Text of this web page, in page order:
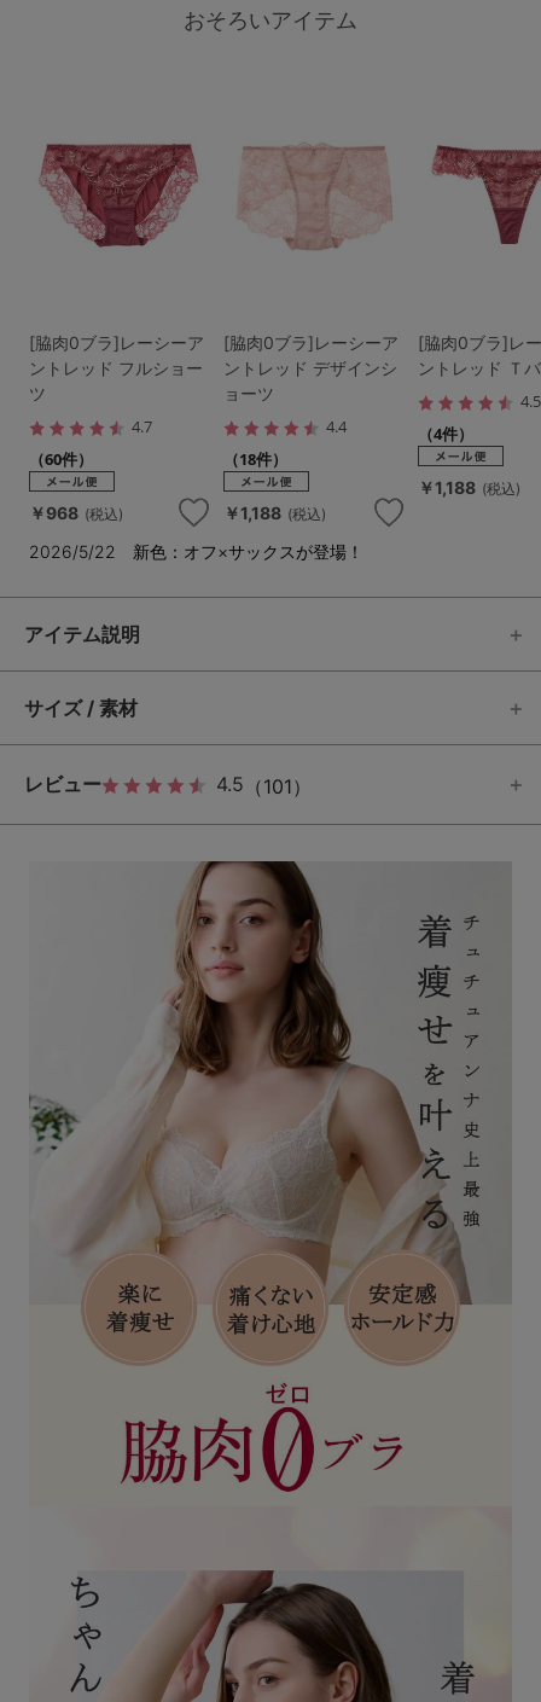
おそろいアイテム
[脇肉0ブラ]レーシーア
ントレッド フルショー
ツ
4.7
（60件）
￥968 (税込)
[脇肉0ブラ]レーシーア
ントレッド デザインシ
ョーツ
4.4
（18件）
￥1,188 (税込)
[脇肉0ブラ]レ
ントレッド Ｔ
4.5
（4件）
￥1,188 (税込)
2026/5/22 新色：オフ×サックスが登場！
アイテム説明
サイズ / 素材
レビュー 4.5 （101）